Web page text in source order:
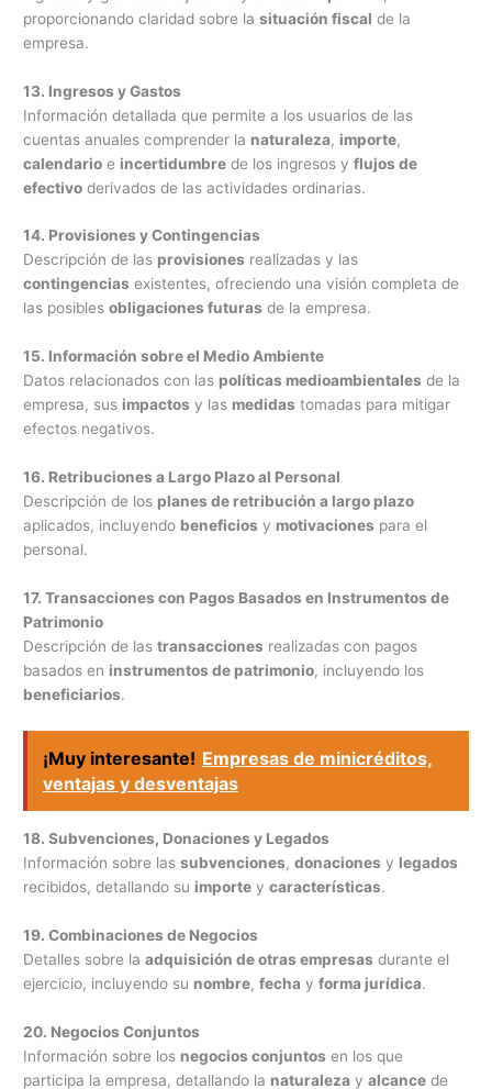
proporcionando claridad sobre lasituación fiscal de la
empresa.
13. Ingresos y Gastos
Información detallada que permite a los usuarios de las
cuentas anuales comprender la naturaleza, importe,
calendario e incertidumbre de los ingresos yflujos de
efectivo derivados de las actividades ordinarias.
14. Provisiones y Contingencias
Descripción de las provisiones realizadas y las
contingencias existentes, ofreciendo una visión completa de
las posiblesobligaciones futuras de la empresa.
15. Información sobre el Medio Ambiente
Datos relacionados con las políticas medioambientales de la
empresa, sus impactos y las medidas tomadas para mitigar
efectos negativos.
16. Retribuciones a Largo Plazo al Personal
Descripción de los planes de retribución a largo plazo
aplicados, incluyendo beneficios y motivaciones para el
personal.
17. Transacciones con Pagos Basados en Instrumentos de
Patrimonio
Descripción de lastransacciones realizadas con pagos
basados en instrumentos de patrimonio, incluyendo los
beneficiarios.
¡Muy interesante! Empresas de minicréditos,
ventajas y desventajas
18. Subvenciones, Donaciones y Legados
Información sobre lassubvenciones,donaciones y legados
recibidos, detallando su importe ycaracterísticas.
19. Combinaciones de Negocios
Detalles sobre laadquisición de otras empresas durante el
ejercicio, incluyendo su nombre,fecha yforma jurídica.
20. Negocios Conjuntos
Información sobre los negocios conjuntos en los que
participa la empresa, detallando la naturaleza yalcance de